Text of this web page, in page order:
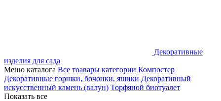
Декоративные
изделия для сада
Меню каталога Все тоавары категории Компостер
Декоративные горшки, бочонки, ящики Декоративный
искусственный камень (валун) Торфяной биотуалет
Показать все